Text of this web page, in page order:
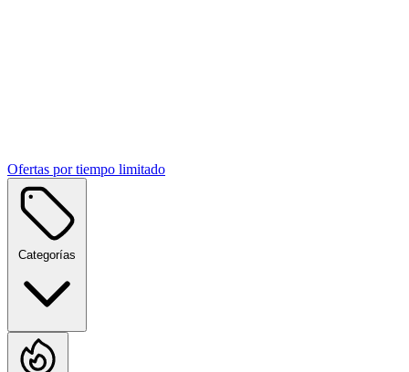
Ofertas por tiempo limitado
Categorías